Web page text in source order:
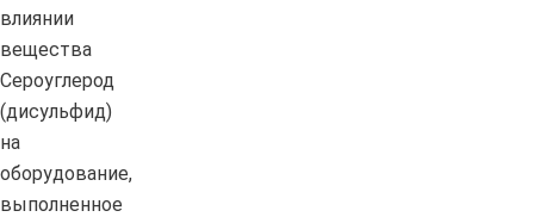
влиянии
вещества
Сероуглерод
(дисульфид)
на
оборудование,
выполненное